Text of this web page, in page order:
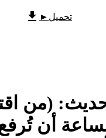
تحميل ►
(من
أن تُرفع